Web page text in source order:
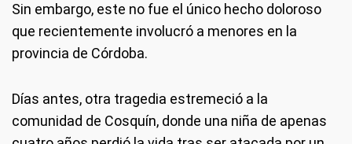
Sin embargo, este no fue el único hecho doloroso
que recientemente involucró a menores en la
provincia de Córdoba.
Días antes, otra tragedia estremeció a la
comunidad de Cosquín, donde una niña de apenas